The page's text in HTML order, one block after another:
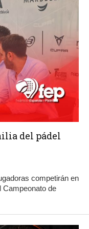
del pádel
competirán en
Campeonato de